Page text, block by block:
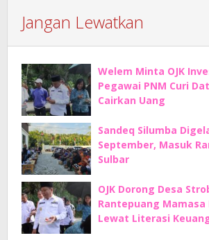
Jangan Lewatkan
Welem Minta OJK
Pegawai PNM Curi
Cairkan Uang
Sandeq Silumba
September, Masuk
Sulbar
OJK Dorong Desa
Rantepuang Mamasa
Lewat Literasi